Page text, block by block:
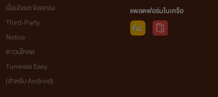
เงื่อนไขและข้อตกลง
Third-Party
Notice
ดาวน์โหลด
Tunwalai Easy
(สำหรับ Android)
แพลตฟอร์มในเครือ